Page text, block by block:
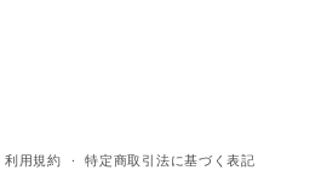
利用規約 特定商取引法に基づく表記